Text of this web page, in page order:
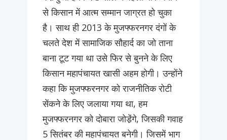
से किसान में आत्म सम्मान जाग्रत हो चुका
है। साथ ही 2013 के मुजफ्फरनगर दंगों के
चलते देश में सामाजिक सौहार्द का जो ताना
बाना टूट गया था उसे फिर से बुनने के लिए
किसान महापंचायत खासी अहम होगी। उन्होंने
कहा कि मुजफ्फरनगर को राजनीतिक रोटी
सेंकने के लिए जलाया गया था, हम
मुजफ्फरनगर को दोबारा जोडे़ंगे, जिसकी गवाह
5 सितंबर की महापंचायत बनेगी। जिसमें भाग